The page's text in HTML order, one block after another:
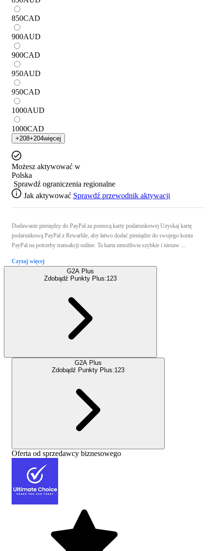
850CAD
900AUD
900CAD
950AUD
950CAD
1000AUD
1000CAD
+208+204więcej
Możesz aktywować w
Polska
Sprawdź ograniczenia regionalne
Jak aktywować Sprawdź przewodnik aktywacji
Dodawanie pieniędzy do PayPal za pomocą karty podarunkowej Uzyskaj kartę
podarunkową PayPal z Rewarble, aby łatwo dodać pieniądze do swojego konta
PayPal na potrzeby transakcji online. Ta karta umożliwia szybkie i niezaw ...
Czytaj więcej
G2A Plus
Zdobądź Punkty Plus:123
G2A Plus
Zdobądź Punkty Plus:123
Oferta od sprzedawcy biznesowego